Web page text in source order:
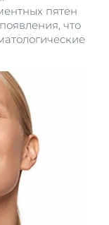
пятен
что